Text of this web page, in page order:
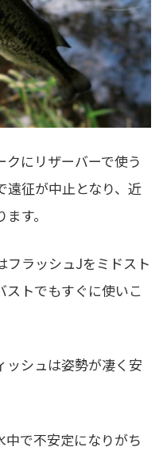
クにリザーバーで使う
遠征が中止となり、近
す。
フラッシュJをミドスト
ストでもすぐに使いこ
ッシュは姿勢が凄く安
で不安定になりがち